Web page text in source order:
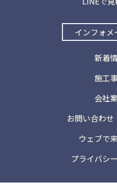
インフォメ
新着
施工
会社
お問い合わ
ウェブで
プライバシ